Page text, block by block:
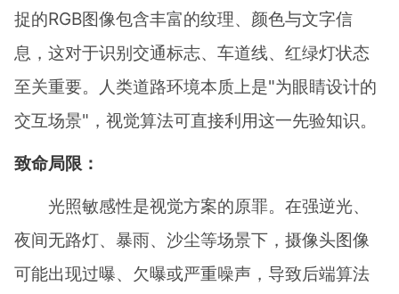
捉的RGB图像包含丰富的纹理、颜色与文字信
息，这对于识别交通标志、车道线、红绿灯状态
至关重要。人类道路环境本质上是"为眼睛设计的
交互场景"，视觉算法可直接利用这一先验知识。
致命局限：
光照敏感性是视觉方案的原罪。在强逆光、
夜间无路灯、暴雨、沙尘等场景下，摄像头图像
可能出现过曝、欠曝或严重噪声，导致后端算法